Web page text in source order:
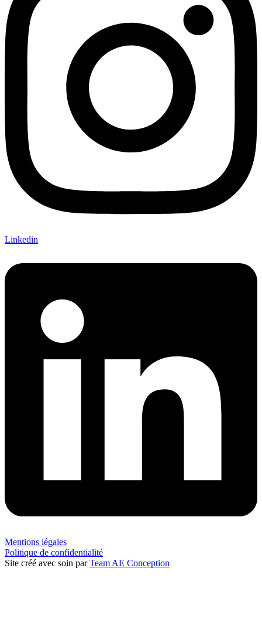
Linkedin
Mentions légales
Politique de confidentialité
Site créé avec soin parTeam AE Conception